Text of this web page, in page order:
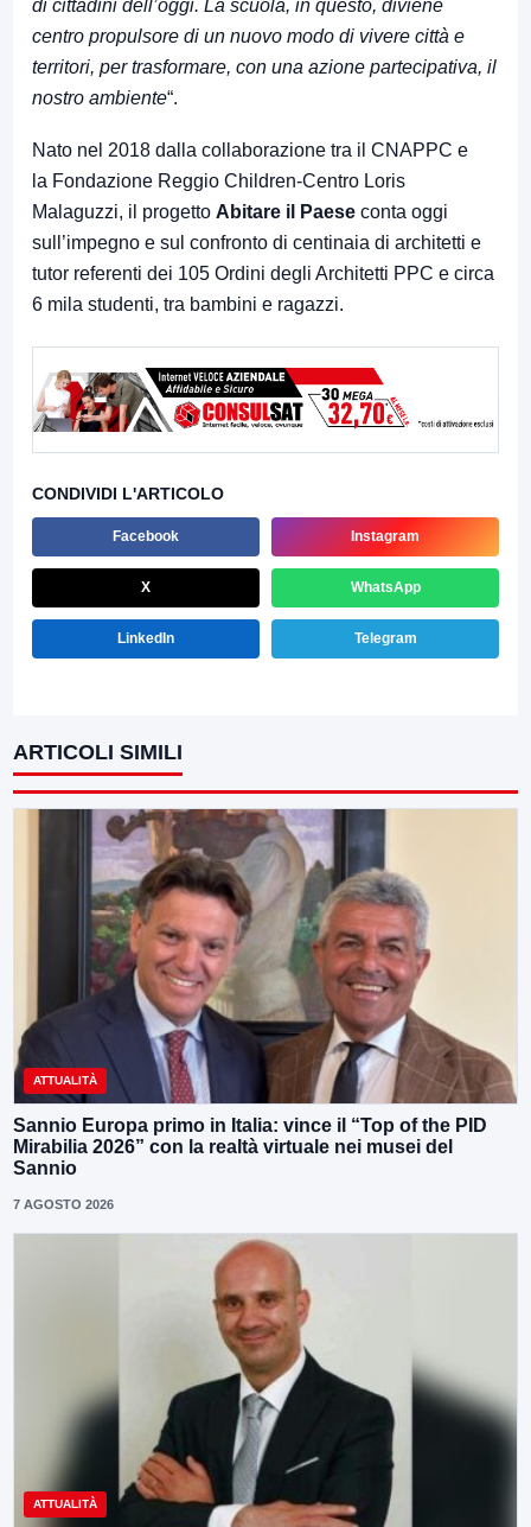
di cittadini dell’oggi. La scuola, in questo, diviene
centro propulsore di un nuovo modo di vivere città e
territori, per trasformare, con una azione partecipativa, il
nostro ambiente“.
Nato nel 2018 dalla collaborazione tra il CNAPPC e
la Fondazione Reggio Children-Centro Loris
Malaguzzi, il progetto Abitare il Paese conta oggi
sull’impegno e sul confronto di centinaia di architetti e
tutor referenti dei 105 Ordini degli Architetti PPC e circa
6 mila studenti, tra bambini e ragazzi.
CONDIVIDI L'ARTICOLO
Facebook Instagram
X WhatsApp
LinkedIn Telegram
ARTICOLI SIMILI
ATTUALITÀ
Sannio Europa primo in Italia: vince il “Top of the PID
Mirabilia 2026” con la realtà virtuale nei musei del
Sannio
7 AGOSTO 2026
ATTUALITÀ